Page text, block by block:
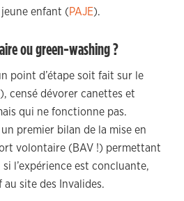
enfant (PAJE).
ou green-washing ?
point d’étape soit fait sur le
censé dévorer canettes et
qui ne fonctionne pas.
premier bilan de la mise en
volontaire (BAV !) permettant
l’expérience est concluante,
au site des Invalides.